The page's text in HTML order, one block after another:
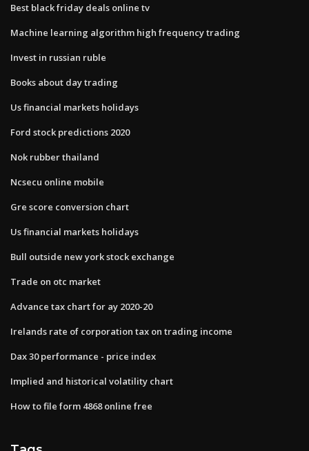
Best black friday deals online tv
Machine learning algorithm high frequency trading
Invest in russian ruble
Books about day trading
Us financial markets holidays
Ford stock predictions 2020
Nok rubber thailand
Ncsecu online mobile
Gre score conversion chart
Us financial markets holidays
Bull outside new york stock exchange
Trade on otc market
Advance tax chart for ay 2020-20
Irelands rate of corporation tax on trading income
Dax 30 performance - price index
Implied and historical volatility chart
How to file form 4868 online free